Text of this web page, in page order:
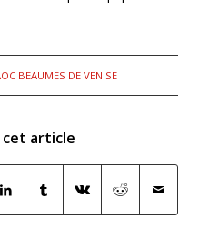
BEAUMES DE VENISE
article